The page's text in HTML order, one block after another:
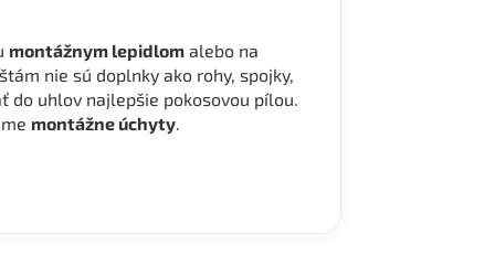
montážnym lepidlom alebo na
nie sú doplnky ako rohy, spojky,
do uhlov najlepšie pokosovou pílou.
montážne úchyty.